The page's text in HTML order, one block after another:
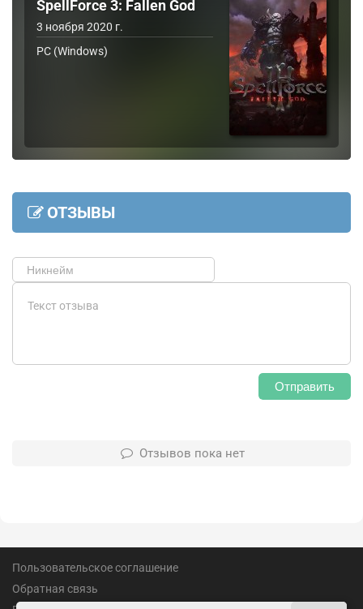
SpellForce 3: Fallen God
3 ноября 2020 г.
PC (Windows)
ОТЗЫВЫ
Отправить
Отзывов пока нет
Пользовательское соглашение
Обратная связь